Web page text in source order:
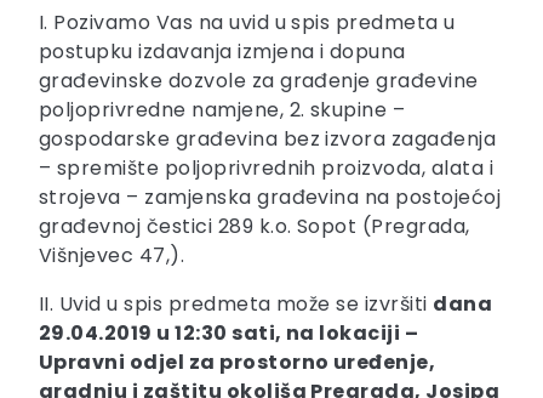
I. Pozivamo Vas na uvid u spis predmeta u
postupku izdavanja izmjena i dopuna
građevinske dozvole za građenje građevine
poljoprivredne namjene, 2. skupine –
gospodarske građevina bez izvora zagađenja
– spremište poljoprivrednih proizvoda, alata i
strojeva – zamjenska građevina na postojećoj
građevnoj čestici 289 k.o. Sopot (Pregrada,
Višnjevec 47,).
II. Uvid u spis predmeta može se izvršiti dana
29.04.2019 u 12:30 sati, na lokaciji –
Upravni odjel za prostorno uređenje,
gradnju i zaštitu okoliša Pregrada, Josipa